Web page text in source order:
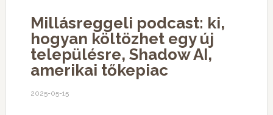
Millásreggeli podcast: ki,
hogyan költözhet egy új
településre, Shadow AI,
amerikai tőkepiac
2025-05-15